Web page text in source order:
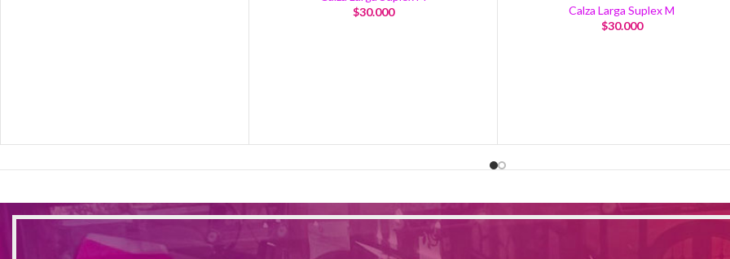
$30.000
Calza Larga Suplex M
$30.000